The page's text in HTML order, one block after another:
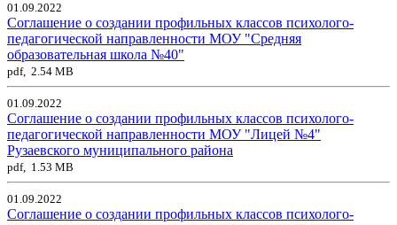
01.09.2022
Соглашение о создании профильных классов психолого-
педагогической направленности МОУ "Средняя
образовательная школа №40"
pdf, 2.54 MB
01.09.2022
Соглашение о создании профильных классов психолого-
педагогической направленности МОУ "Лицей №4"
Рузаевского муниципального района
pdf, 1.53 MB
01.09.2022
Соглашение о создании профильных классов психолого-